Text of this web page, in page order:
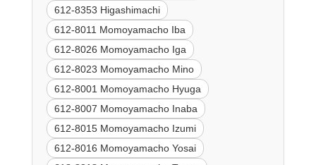
612-8353 Higashimachi
612-8011 Momoyamacho Iba
612-8026 Momoyamacho Iga
612-8023 Momoyamacho Mino
612-8001 Momoyamacho Hyuga
612-8007 Momoyamacho Inaba
612-8015 Momoyamacho Izumi
612-8016 Momoyamacho Yosai